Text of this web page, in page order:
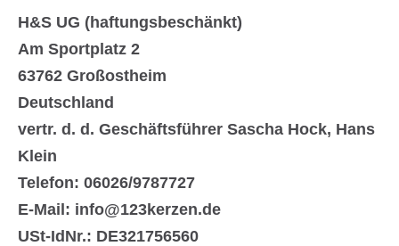
H&S UG (haftungsbeschänkt)
Am Sportplatz 2
63762 Großostheim
Deutschland
vertr. d. d. Geschäftsführer Sascha Hock, Hans
Klein
Telefon: 06026/9787727
E-Mail: info@123kerzen.de
USt-IdNr.: DE321756560